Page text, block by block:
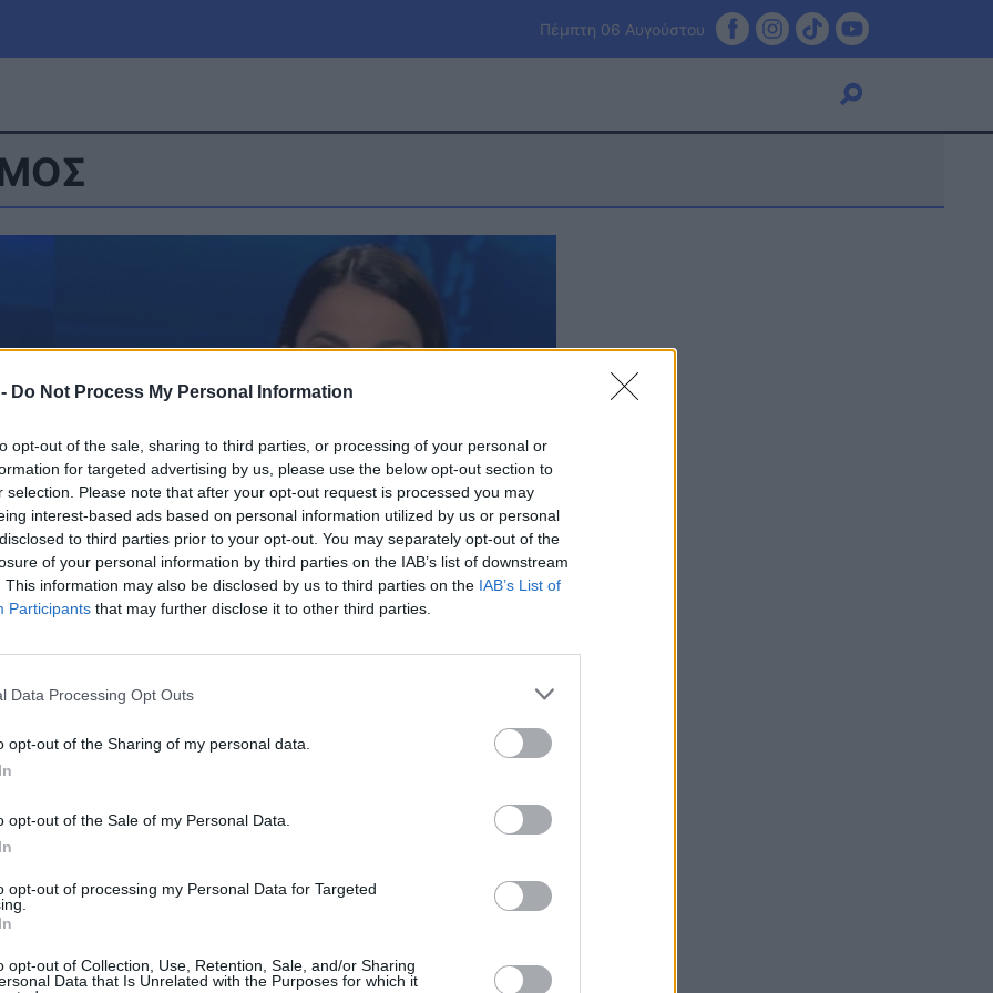
Do Not Process My Personal Information
opt-out of the sale, sharing to third parties, or processing of your personal or
for targeted advertising by us, please use the below opt-out section to
selection. Please note that after your opt-out request is processed you may
interest-based ads based on personal information utilized by us or personal
to third parties prior to your opt-out. You may separately opt-out of the
of your personal information by third parties on the IAB’s list of downstream
This information may also be disclosed by us to third parties on the IAB’s List of
Participants that may further disclose it to other third parties.
Data Processing Opt Outs
opt-out of the Sharing of my personal data.
opt-out of the Sale of my Personal Data.
opt-out of processing my Personal Data for Targeted
opt-out of Collection, Use, Retention, Sale, and/or Sharing
Data that Is Unrelated with the Purposes for which it
Πέμπτη 06 Αυγούστου
ΕΣΠΑ
Πίστη
που λίγες θα τολμούσαν –
στα καλύτερα της
την οποία απολαμβάνουμε μέσα από την
φωτογραφίες που την δείχνουν